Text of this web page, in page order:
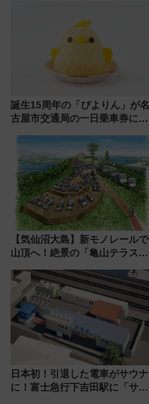
誕生15周年の「ぴよりん」が名
古屋市交通局の一日乗車券に！
定1万5000枚】
【気仙沼大島】新モノレールで
山頂へ！絶景の「亀山テラス
暇村のお得な日帰りプランも登
日本初！引退した電車がサウナ
に！富士急行下吉田駅に「サ電